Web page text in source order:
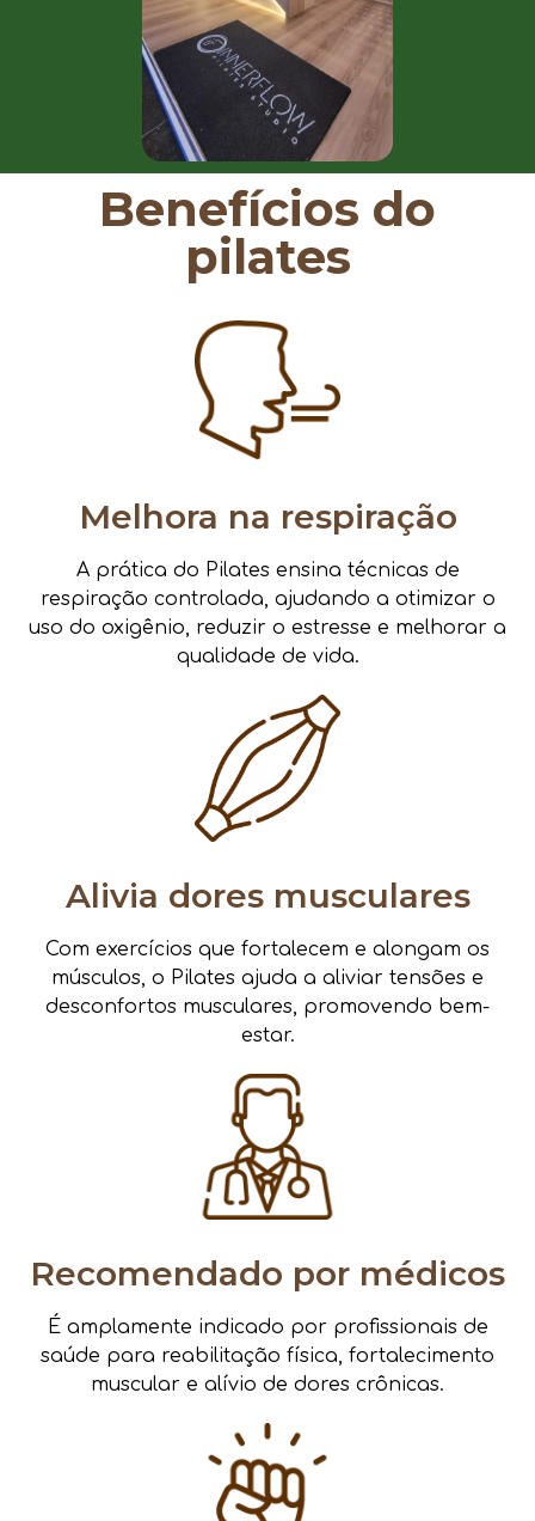
Benefícios do
pilates
Melhora na respiração
A prática do Pilates ensina técnicas de
respiração controlada, ajudando a otimizar o
uso do oxigênio, reduzir o estresse e melhorar a
qualidade de vida.
Alivia dores musculares
Com exercícios que fortalecem e alongam os
músculos, o Pilates ajuda a aliviar tensões e
desconfortos musculares, promovendo bem-
estar.
Recomendado por médicos
É amplamente indicado por profissionais de
saúde para reabilitação física, fortalecimento
muscular e alívio de dores crônicas.